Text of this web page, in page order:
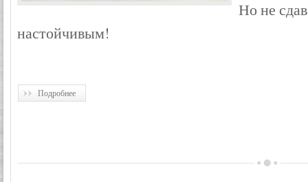
Но не
настойчивым!
Подробнее